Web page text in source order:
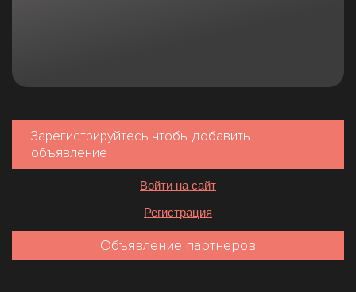
Зарегистрируйтесь чтобы добавить
объявление
Войти на сайт
Регистрация
Объявление партнеров